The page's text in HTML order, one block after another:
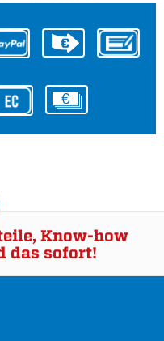
Know-how
das sofort!